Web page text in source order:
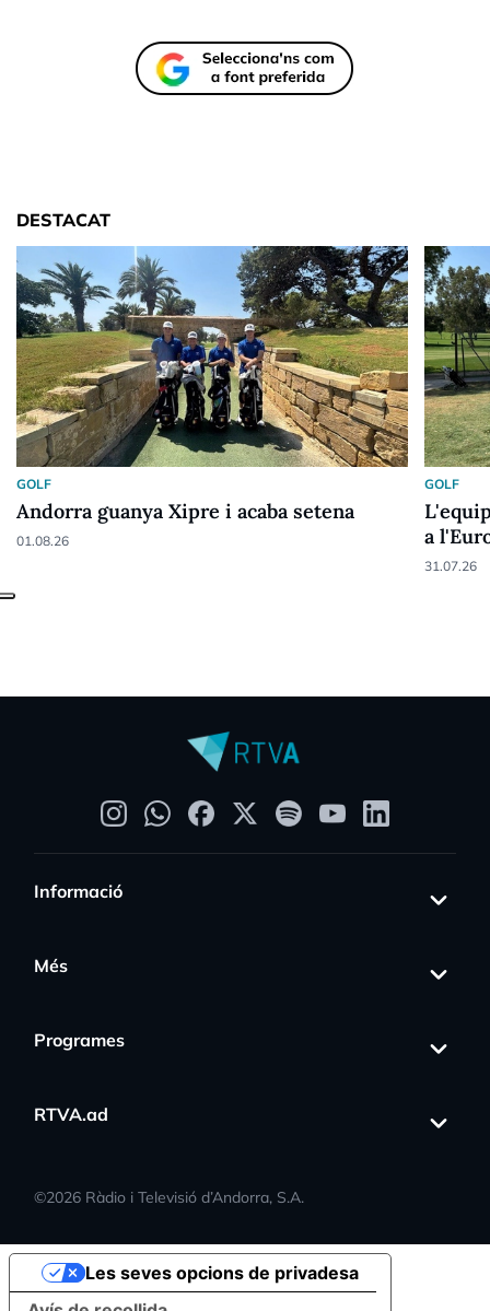
DESTACAT
GOLF
Andorra guanya Xipre i acaba setena
01.08.26
GOLF
a
31.07.26
Informació
Més
Programes
RTVA.ad
©2026 Ràdio i Televisió d’Andorra, S.A.
Les seves opcions de privadesa